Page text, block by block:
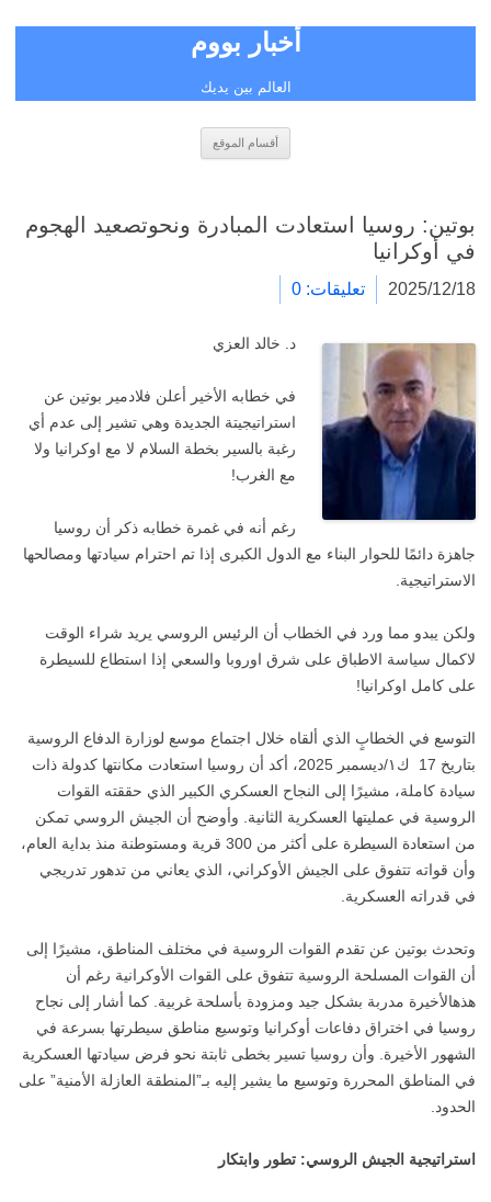
أخبار بووم
العالم بين يديك
أقسام الموقع
بوتين: روسيا استعادت المبادرة ونحوتصعيد الهجوم
في أوكرانيا
2025/12/18 تعليقات: 0
د. خالد العزي
في خطابه الأخير أعلن فلادمير بوتين عن
استراتيجيتة الجديدة وهي تشير إلى عدم أي
رغبة بالسير بخطة السلام لا مع اوكرانيا ولا
مع الغرب!
رغم أنه في غمرة خطابه ذكر أن روسيا
جاهزة دائمًا للحوار البناء مع الدول الكبرى إذا تم احترام سيادتها ومصالحها
الاستراتيجية.
ولكن يبدو مما ورد في الخطاب أن الرئيس الروسي يريد شراء الوقت
لاكمال سياسة الاطباق على شرق اوروبا والسعي إذا استطاع للسيطرة
على كامل اوكرانيا!
التوسع في الخطابٍ الذي ألقاه خلال اجتماع موسع لوزارة الدفاع الروسية
بتاريخ 17 ك١/ديسمبر 2025، أكد أن روسيا استعادت مكانتها كدولة ذات
سيادة كاملة، مشيرًا إلى النجاح العسكري الكبير الذي حققته القوات
الروسية في عمليتها العسكرية الثانية. وأوضح أن الجيش الروسي تمكن
من استعادة السيطرة على أكثر من 300 قرية ومستوطنة منذ بداية العام،
وأن قواته تتفوق على الجيش الأوكراني، الذي يعاني من تدهور تدريجي
في قدراته العسكرية.
وتحدث بوتين عن تقدم القوات الروسية في مختلف المناطق، مشيرًا إلى
أن القوات المسلحة الروسية تتفوق على القوات الأوكرانية رغم أن
هذهالأخيرة مدربة بشكل جيد ومزودة بأسلحة غربية. كما أشار إلى نجاح
روسيا في اختراق دفاعات أوكرانيا وتوسيع مناطق سيطرتها بسرعة في
الشهور الأخيرة. وأن روسيا تسير بخطى ثابتة نحو فرض سيادتها العسكرية
في المناطق المحررة وتوسيع ما يشير إليه بـ”المنطقة العازلة الأمنية” على
الحدود.
استراتيجية الجيش الروسي: تطور وابتكار